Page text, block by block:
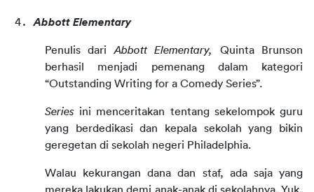
Abbott Elementary
Penulis dari Abbott Elementary, Quinta Brunson
berhasil menjadi pemenang dalam kategori
“Outstanding Writing for a Comedy Series”.
Series ini menceritakan tentang sekelompok guru
yang berdedikasi dan kepala sekolah yang bikin
geregetan di sekolah negeri Philadelphia.
Walau kekurangan dana dan staf, ada saja yang